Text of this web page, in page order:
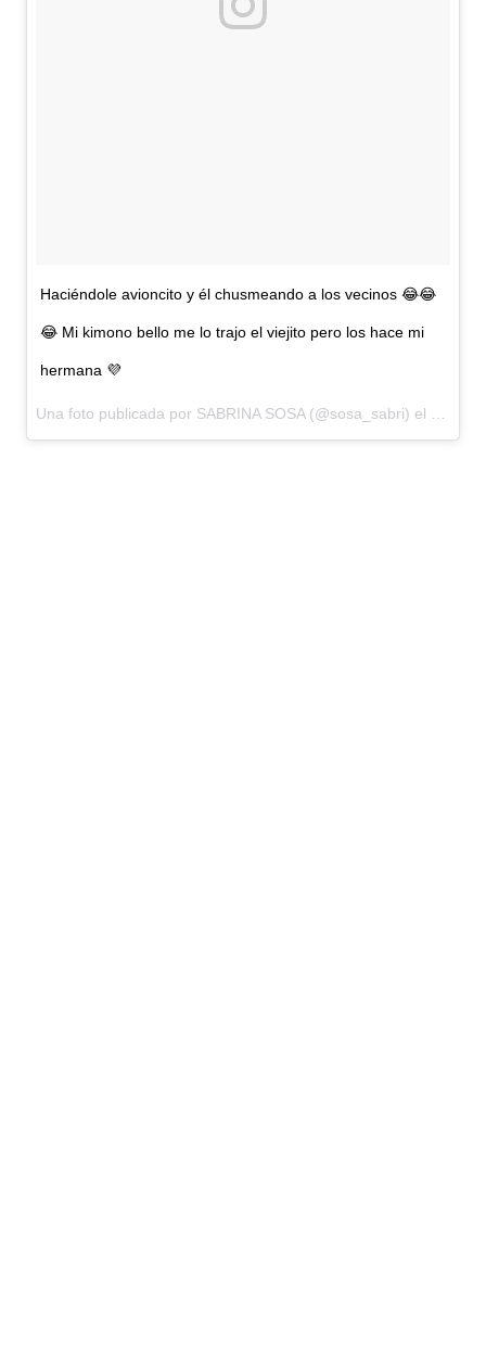
Haciéndole avioncito y él chusmeando a los vecinos 😂😂
😂 Mi kimono bello me lo trajo el viejito pero los hace mi
hermana 💜